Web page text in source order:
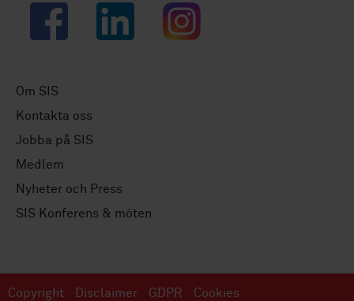
Facebook LinkedIn Instagram
Om SIS
Kontakta oss
Jobba på SIS
Medlem
Nyheter och Press
SIS Konferens & möten
Copyright Disclaimer GDPR Cookies